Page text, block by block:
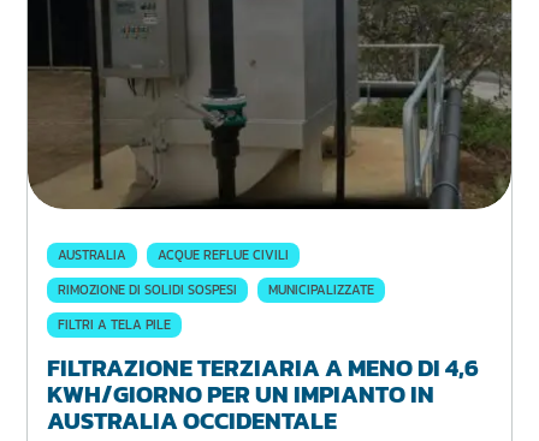
AUSTRALIA
ACQUE REFLUE CIVILI
RIMOZIONE DI SOLIDI SOSPESI
MUNICIPALIZZATE
FILTRI A TELA PILE
FILTRAZIONE TERZIARIA A MENO DI 4,6
KWH/GIORNO PER UN IMPIANTO IN
AUSTRALIA OCCIDENTALE